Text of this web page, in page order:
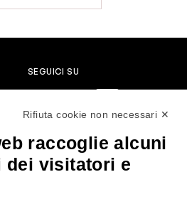
SEGUICI SU
Rifiuta cookie non necessari ✕
raccoglie alcuni
dei visitatori e